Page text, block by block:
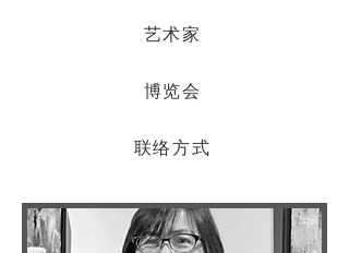
艺术家
博览会
联络方式